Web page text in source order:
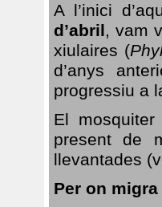
A l’inici
d’abril, vam
xiulaires (
d’anys
progressiu a
El
present de
llevantades
Per on